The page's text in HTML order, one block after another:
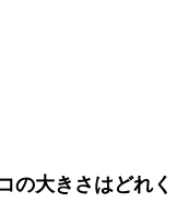
の大きさはどれく